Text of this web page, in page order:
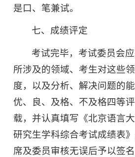
是口、笔兼试。
七、成绩评定
考试完毕，考试委员会
所涉及的领域、考生对这些
度，以及分析、解决问题的
优、良、及格、不及格四等
载，并认真填写《北京语言
研究生学科综合考试成绩表
席及委员审核无误后予以签名